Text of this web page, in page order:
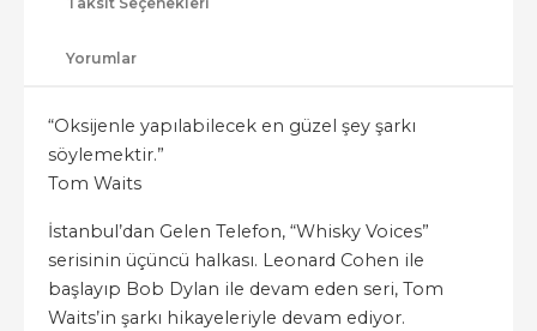
Yorumlar
“Oksijenle yapılabilecek en güzel şey şarkı
söylemektir.”
Tom Waits
İstanbul’dan Gelen Telefon, “Whisky Voices”
serisinin üçüncü halkası. Leonard Cohen ile
başlayıp Bob Dylan ile devam eden seri, Tom
Waits’in şarkı hikayeleriyle devam ediyor.